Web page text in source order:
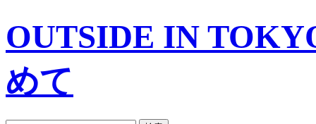
OUTSIDE IN
めて